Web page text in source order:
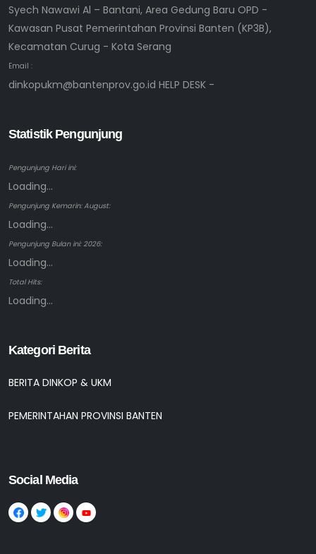
Syech Nawawi Al – Bantani, Area Gedung Baru OPD -
Kawasan Pusat Pemerintahan Provinsi Banten (KP3B),
Kecamatan Curug - Kota Serang
Email :
dinkopukm@bantenprov.go.id HELP DESK -
Statistik Pengunjung
Pengunjung Hari ini:
Loading...
Pengunjung Kemarin: August:
Loading...
Pengunjung Bulan ini: 2026:
Loading...
Total Hits:
Loading...
Kategori Berita
BERITA DINKOP & UKM
PEMERINTAHAN PROVINSI BANTEN
Social Media